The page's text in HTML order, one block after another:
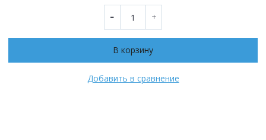
В корзину
Добавить в сравнение